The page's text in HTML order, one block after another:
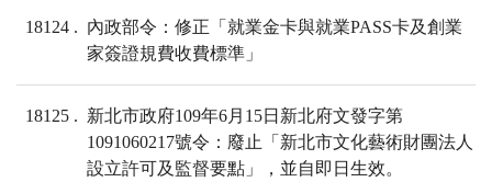
18124
內政部令：修正「就業金卡與就業PASS卡及創業
家簽證規費收費標準」
18125
新北市政府109年6月15日新北府文發字第
1091060217號令：廢止「新北市文化藝術財團法人
設立許可及監督要點」，並自即日生效。